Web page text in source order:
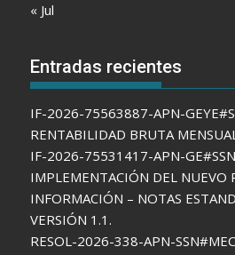
« Jul
Entradas recientes
IF-2026-75563887-APN-
RENTABILIDAD BRUTA
IF-2026-75531417-APN-
IMPLEMENTACIÓN DEL NUEVO
INFORMACIÓN – NOTAS
VERSIÓN 1.1.
RESOL-2026-338-APN-